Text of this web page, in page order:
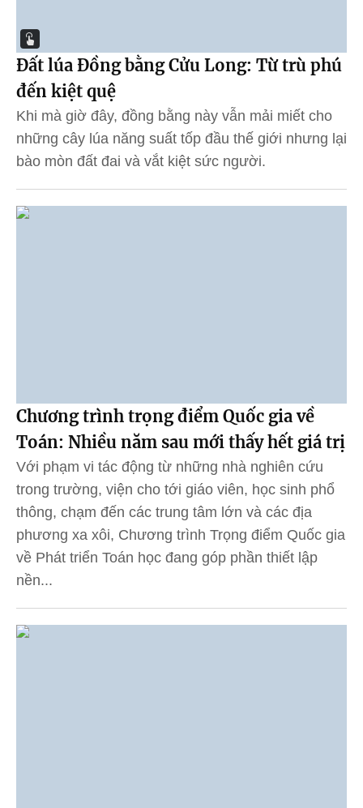
Đất lúa Đồng bằng Cửu Long: Từ trù phú
đến kiệt quệ
Khi mà giờ đây, đồng bằng này vẫn mải miết cho
những cây lúa năng suất tốp đầu thế giới nhưng lại
bào mòn đất đai và vắt kiệt sức người.
Chương trình trọng điểm Quốc gia về
Toán: Nhiều năm sau mới thấy hết giá trị
Với phạm vi tác động từ những nhà nghiên cứu
trong trường, viện cho tới giáo viên, học sinh phổ
thông, chạm đến các trung tâm lớn và các địa
phương xa xôi, Chương trình Trọng điểm Quốc gia
về Phát triển Toán học đang góp phần thiết lập
nền...